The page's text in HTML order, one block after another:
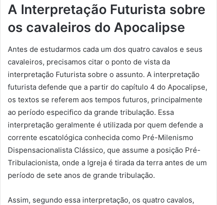
A Interpretação Futurista sobre
os cavaleiros do Apocalipse
Antes de estudarmos cada um dos quatro cavalos e seus
cavaleiros, precisamos citar o ponto de vista da
interpretação Futurista sobre o assunto. A interpretação
futurista defende que a partir do capítulo 4 do Apocalipse,
os textos se referem aos tempos futuros, principalmente
ao período especifico da grande tribulação. Essa
interpretação geralmente é utilizada por quem defende a
corrente escatológica conhecida como Pré-Milenismo
Dispensacionalista Clássico, que assume a posição Pré-
Tribulacionista, onde a Igreja é tirada da terra antes de um
período de sete anos de grande tribulação.
Assim, segundo essa interpretação, os quatro cavalos,